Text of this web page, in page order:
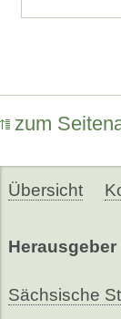
zum
Übersicht
Herausgeber
Sächsische